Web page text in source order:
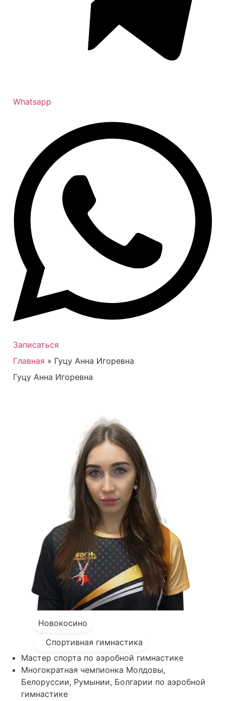
Whatsapp
Записаться
Главная » Гуцу Анна Игоревна
Гуцу Анна Игоревна
Новокосино
Спортивная гимнастика
Мастер спорта по аэробной гимнастике
Многократная чемпионка Молдовы,
Белоруссии, Румынии, Болгарии по аэробной
гимнастике